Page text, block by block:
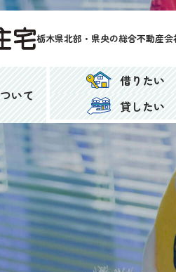
栃木県北部・ 県央の総合不動産会
ついて
借りたい
貸したい